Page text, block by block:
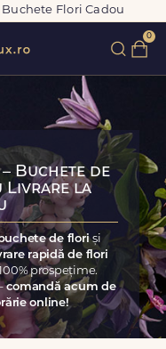
Flori Cadou
0
Buchete de
Livrare la
buchete de floriși
rapidă de flori
prospețime.
comandă acum de
online!